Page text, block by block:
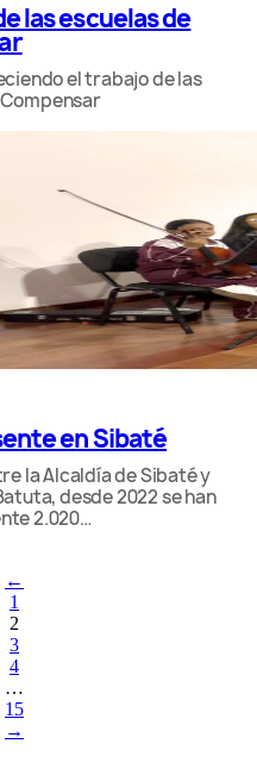
las escuelas de
el trabajo de las
en Sibaté
la Alcaldía de Sibaté y
desde 2022 se han
2.020…
←
1
2
3
4
…
15
→